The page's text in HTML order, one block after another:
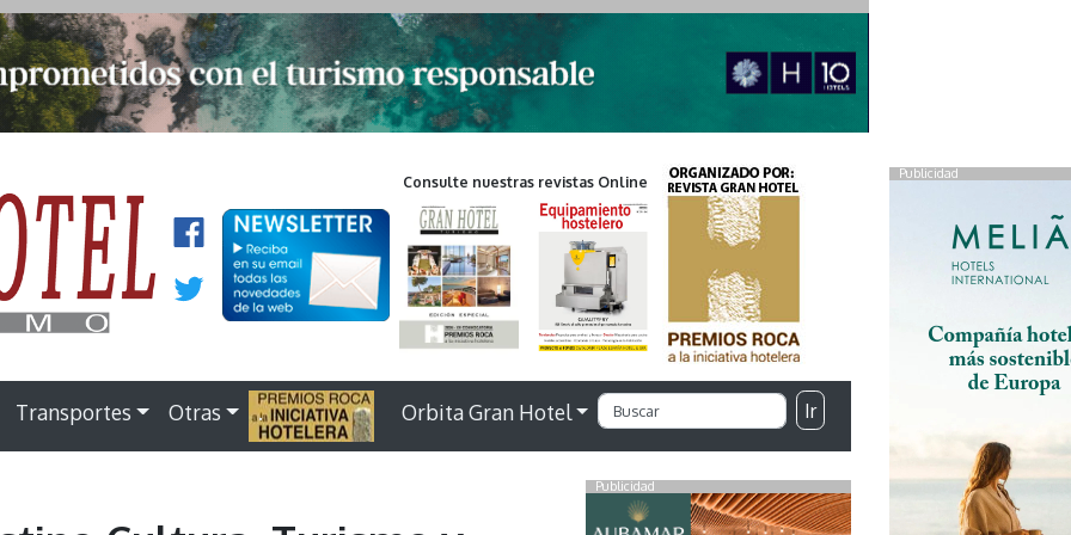
Publicidad
Consulte nuestras revistas Online
Transportes Otras . Orbita Gran Hotel Ir
Publicidad